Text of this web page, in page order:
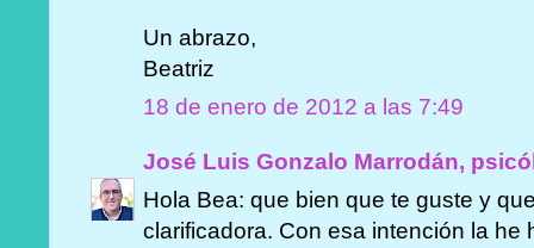
Un abrazo,
Beatriz
18 de enero de 2012 a las 7:49
José Luis Gonzalo Marrodán,
Hola Bea: que bien que te guste y
clarificadora. Con esa intención la he